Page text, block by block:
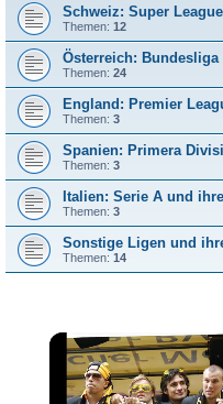
Schweiz: Super
Themen: 12
Österreich:
Themen: 24
England: Premier
Themen: 3
Spanien: Primera
Themen: 3
Italien: Serie A und
Themen: 3
Sonstige Ligen und
Themen: 14